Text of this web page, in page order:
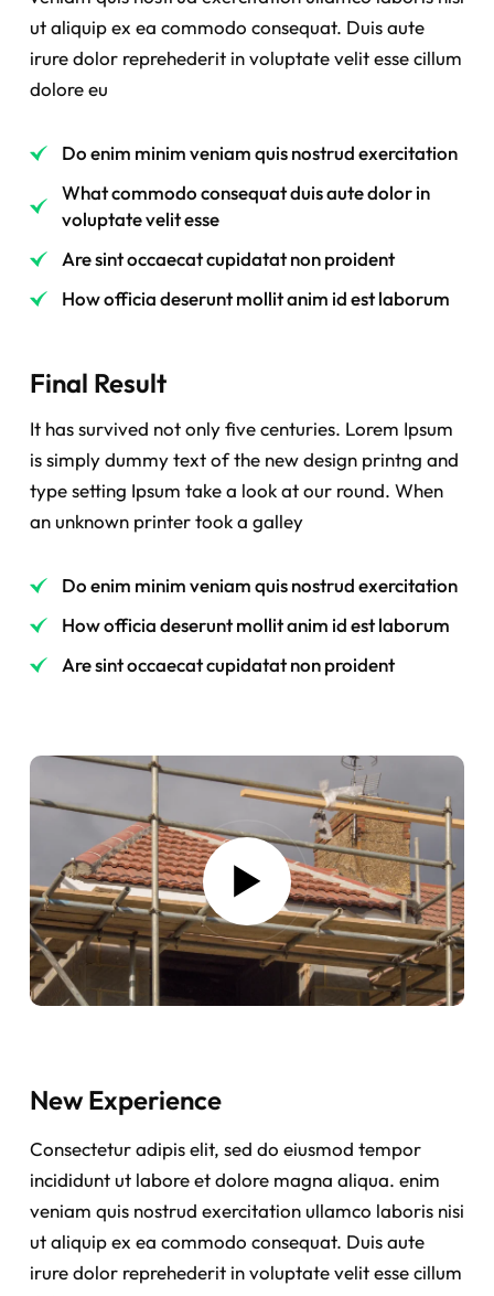
ut aliquip ex ea commodo consequat. Duis aute
irure dolor reprehederit in voluptate velit esse cillum
dolore eu
Do enim minim veniam quis nostrud exercitation
What commodo consequat duis aute dolor in
voluptate velit esse
Are sint occaecat cupidatat non proident
How officia deserunt mollit anim id est laborum
Final Result
It has survived not only five centuries. Lorem Ipsum
is simply dummy text of the new design printng and
type setting Ipsum take a look at our round. When
an unknown printer took a galley
Do enim minim veniam quis nostrud exercitation
How officia deserunt mollit anim id est laborum
Are sint occaecat cupidatat non proident
New Experience
Consectetur adipis elit, sed do eiusmod tempor
incididunt ut labore et dolore magna aliqua. enim
veniam quis nostrud exercitation ullamco laboris nisi
ut aliquip ex ea commodo consequat. Duis aute
irure dolor reprehederit in voluptate velit esse cillum